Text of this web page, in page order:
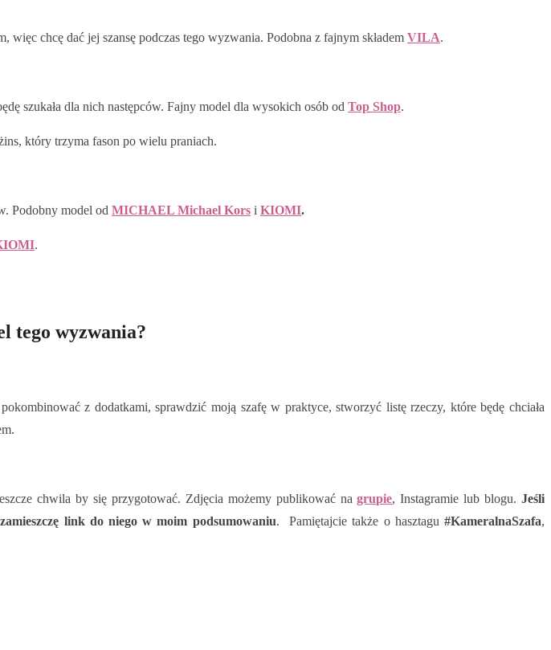
chcę dać jej szansę podczas tego wyzwania. Podobna z fajnym składem VILA.
szukała dla nich następców. Fajny model dla wysokich osób od Top Shop.
który trzyma fason po wielu praniach.
Podobny model od MICHAEL Michael Kors i KIOMI.
.
tego wyzwania?
z dodatkami, sprawdzić moją szafę w praktyce, stworzyć listę rzeczy, które będę chciała
chwila by się przygotować. Zdjęcia możemy publikować nagrupie, Instagramie lub blogu.Jeśli
link do niego w moim podsumowaniu. Pamiętajcie także o hasztagu#KameralnaSzafa,